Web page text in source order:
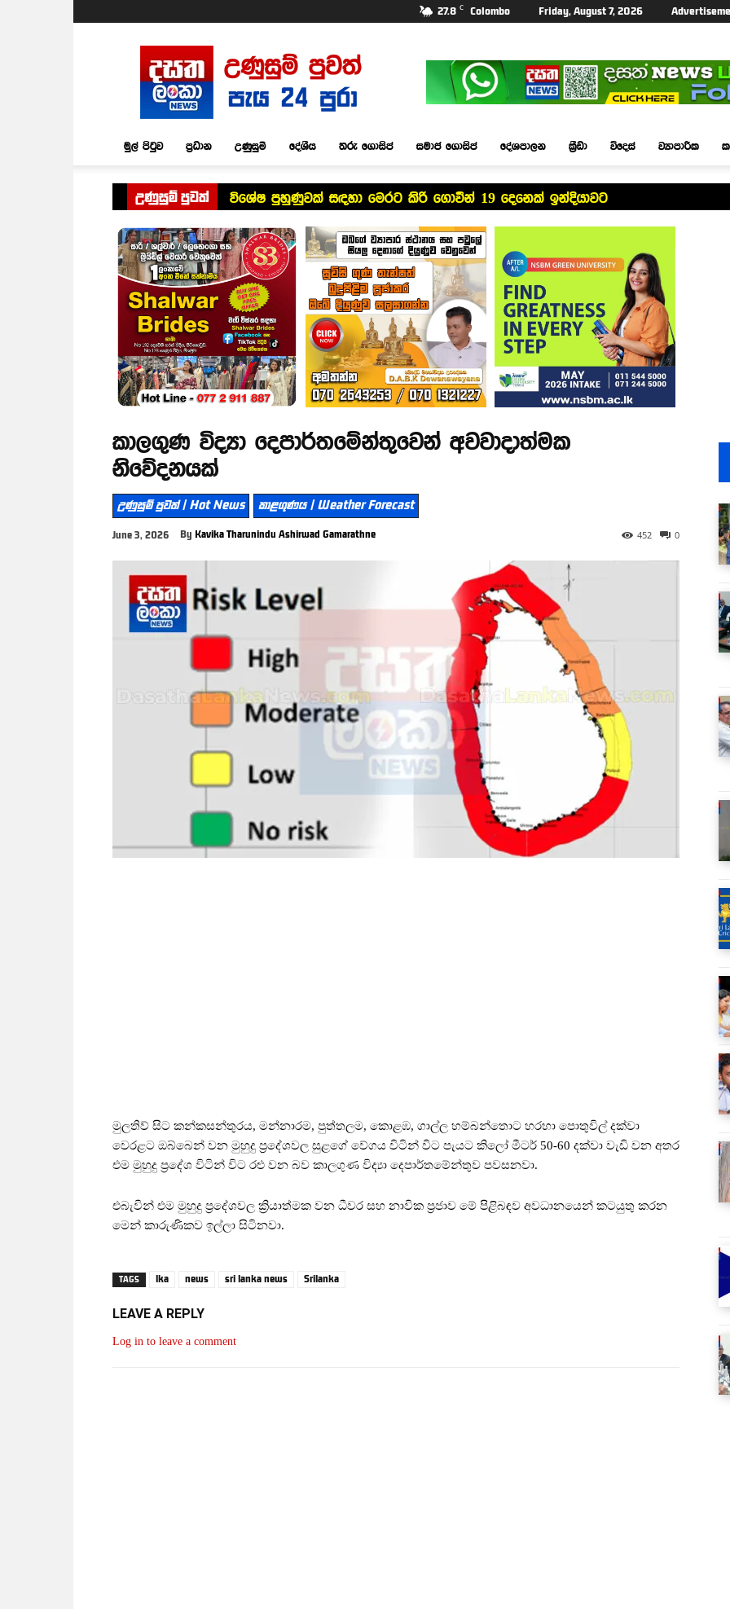
27.8 C Colombo Friday, August 7, 2026
Dasatha
Lanka
News
මුල් පිටුව ප්‍රධාන උණුසුම් දේශීය තරු ගොසිප් සමාජ ගොසිප් දේශපාලන ක්‍රීඩා විදෙස් ව්‍යාපාරික
උණුසුම් පුවත් විශේෂ පුහුණුවක් සඳහා මෙරට කිරි ගොවීන් 19 දෙනෙක් ඉන්දියාවට
කාලගුණ විද්‍යා දෙපාර්තමේන්තුවෙන් අවවාදාත්මක
නිවේදනයක්
උණුසුම් පුවත් | Hot News කාළගුණය | Weather Forecast
June 3, 2026 By Kavika Tharunindu Ashirwad Gamarathne 0
452
මුලතිව් සිට කන්කසන්තුරය, මන්නාරම, පුත්තලම, කොළඹ, ගාල්ල හම්බන්තොට හරහා පොතුවිල් දක්වා
වෙරළට ඔබ්බෙන් වන මුහුදු ප්‍රදේශවල සුළගේ වේගය විටින් විට පැයට කිලෝ මීටර් 50-60 දක්වා වැඩි වන අතර
එම මුහුදු ප්‍රදේශ විටින් විට රළු වන බව කාලගුණ විද්‍යා දෙපාර්තමේන්තුව පවසනවා.
එබැවින් එම මුහුදු ප්‍රදේශවල ක්‍රියාත්මක වන ධීවර සහ නාවික ප්‍රජාව මේ පිළිබඳව අවධානයෙන් කටයුතු කරන
මෙන් කාරුණිකව ඉල්ලා සිටිනවා.
TAGS lka news sri lanka news Srilanka
LEAVE A REPLY
Log in to leave a comment